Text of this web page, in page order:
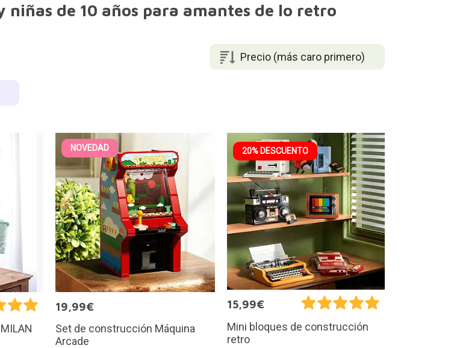
niñas de 10 años para amantes de lo retro
Precio (más caro primero)
NOVEDAD
19,99€
Set de construcción Máquina
Arcade
20% DESCUENTO
15,99€
Mini bloques de construcción
retro